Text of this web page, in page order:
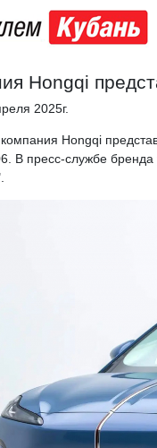
Hongqi
2025г.
компания Hongqi
В пресс-службе бренда